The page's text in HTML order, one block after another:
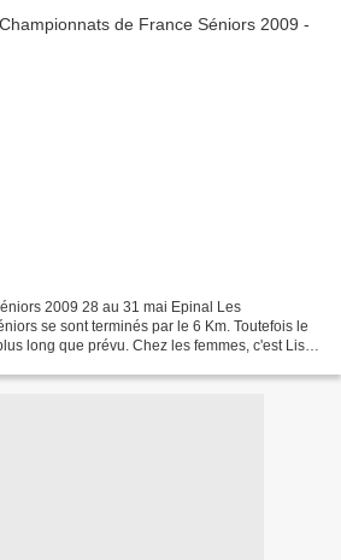
2009 28 au 31 mai Epinal Les
se sont terminés par le 6 Km. Toutefois le
long que prévu. Chez les femmes, c'est Lisa